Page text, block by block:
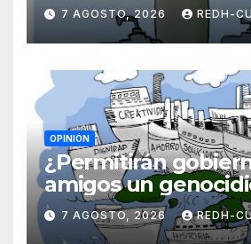
7 AGOSTO, 2026 REDH-
OPINIÓN
¿Permitirán
amigos un
Cuba? Por
Blanch
7 AGOSTO, 2026 REDH-